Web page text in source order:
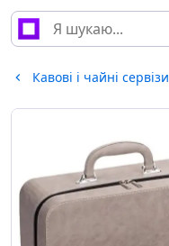
Кавові і чайні сервізи